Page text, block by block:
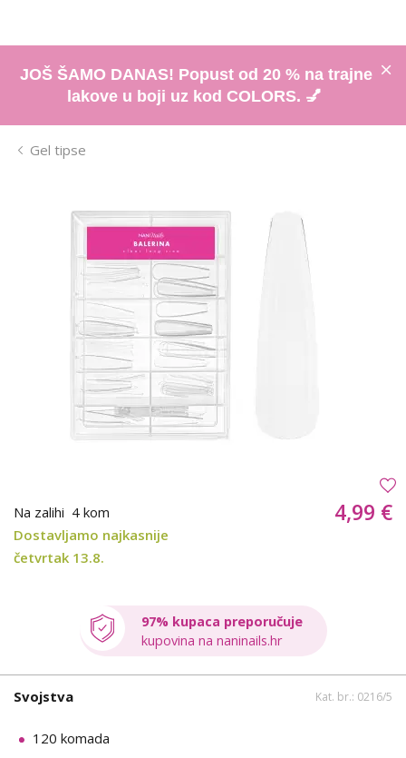
JOŠ ŠAMO DANAS! Popust od 20 % na trajne
lakove u boji uz kod COLORS. 💅
Gel tipse
Na zalihi 4 kom
Dostavljamo najkasnije
četvrtak 13.8.
4,99 €
97% kupaca preporučuje
kupovina na naninails.hr
Svojstva Kat. br.: 0216/5
120 komada